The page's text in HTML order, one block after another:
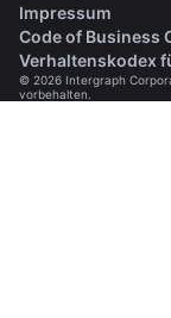
Impressum
Code of Business
Verhaltenskodex
© 2026 Intergraph
vorbehalten.